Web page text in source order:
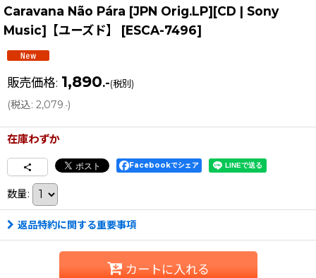
Caravana Não Pára [JPN Orig.LP][CD | Sony
Music]【ユーズド】
[ESCA-7496]
販売価格: 1,890.-(税別)
(税込: 2,079.-)
在庫わずか
Facebookでシェア
数量:
返品特約に関する重要事項
カートに入れる